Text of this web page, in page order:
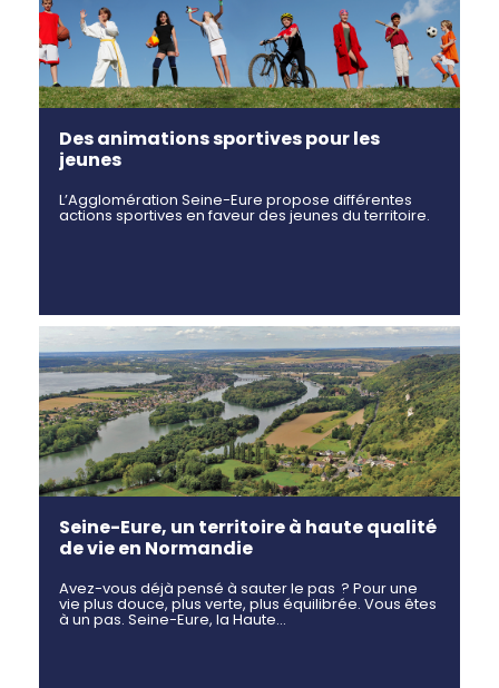
Des animations sportives pour les
jeunes
L’Agglomération Seine-Eure propose différentes
actions sportives en faveur des jeunes du territoire.
Seine-Eure, un territoire à haute qualité
de vie en Normandie
Avez-vous déjà pensé à sauter le pas ? Pour une
vie plus douce, plus verte, plus équilibrée. Vous êtes
à un pas. Seine-Eure, la Haute…